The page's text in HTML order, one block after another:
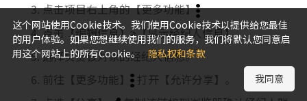
点击项目右上角的【更多功能】
点击【编辑信息】>【显示经纪人信息】
选择负责该对象的经纪人信息。
前往【更多功能】 打开【允许分享】。
这个网站使用Cookie技术。我们使用Cookie技术以提供给您最佳
的用户体验。如果您想继续使用我们的服务，我们将默认您同意启
用这个网站上的所有Cookie。 隐私权和条款
我同意